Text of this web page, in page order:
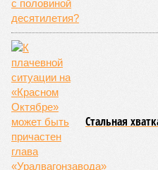
Стальная